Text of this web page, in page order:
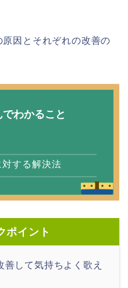
因とそれぞれの改善の
わかること
する解決法
ポイント
して気持ちよく歌え